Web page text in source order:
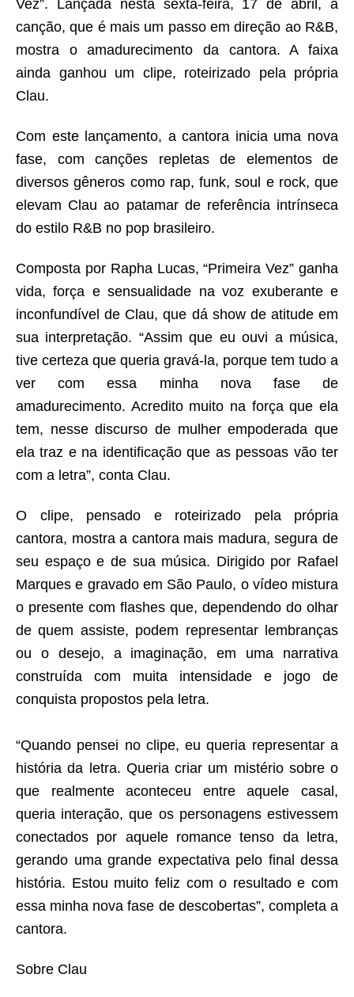
Vez”. Lançada nesta sexta-feira, 17 de abril, a
canção, que é mais um passo em direção ao R&B,
mostra o amadurecimento da cantora. A faixa
ainda ganhou um clipe, roteirizado pela própria
Clau.
Com este lançamento, a cantora inicia uma nova
fase, com canções repletas de elementos de
diversos gêneros como rap, funk,soul e rock, que
elevam Clau ao patamar de referência intrínseca
do estilo R&B no pop brasileiro.
Composta por Rapha Lucas, “Primeira Vez” ganha
vida, força e sensualidade na voz exuberante e
inconfundível de Clau, que dá show de atitude em
sua interpretação. “Assim que eu ouvi a música,
tive certeza que queria gravá-la, porque tem tudo a
ver com essa minha nova fase de
amadurecimento. Acredito muito na força que ela
tem, nesse discurso de mulher empoderada que
ela traz e na identificação que as pessoas vão ter
com a letra”, conta Clau.
O clipe, pensado e roteirizado pela própria
cantora, mostra a cantora mais madura, segura de
seu espaço e de sua música. Dirigido por Rafael
Marques e gravado em São Paulo, o vídeo mistura
o presente com flashes que, dependendo do olhar
de quem assiste, podem representar lembranças
ou o desejo, a imaginação, em uma narrativa
construída com muita intensidade e jogo de
conquista propostos pela letra.
“Quando pensei no clipe, eu queria representar a
história da letra. Queria criar um mistério sobre o
que realmente aconteceu entre aquele casal,
queria interação, que os personagens estivessem
conectados por aquele romance tenso da letra,
gerando uma grande expectativa pelo final dessa
história. Estou muito feliz com o resultado e com
essa minha nova fase de descobertas”, completa a
cantora.
Sobre Clau